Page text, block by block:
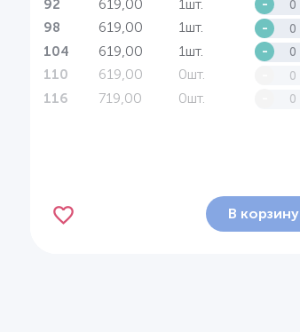
92 619,00 1шт. -
98 619,00 1шт. -
104 619,00 1шт. -
110 619,00 0шт.
116 719,00 0шт.
В корзину